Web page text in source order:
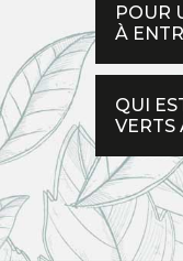
POUR
À
QUI
VERTS